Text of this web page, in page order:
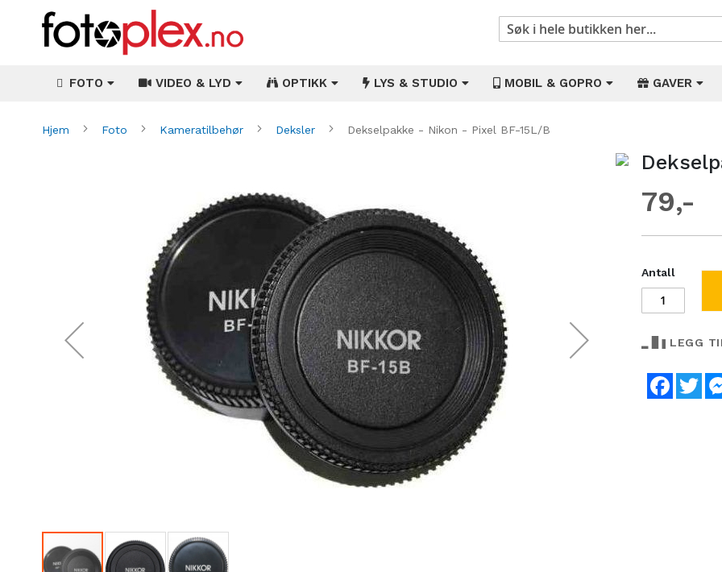
Søk
FOTO VIDEO & LYD OPTIKK LYS & STUDIO MOBIL & GOPRO GAVER
Hjem Foto Kameratilbehør Deksler Dekselpakke - Nikon - Pixel BF-15L/B
79
Antall
LEGG
Gå
begynnelsen